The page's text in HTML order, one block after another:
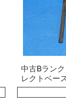
中古Bラン
レクトベー